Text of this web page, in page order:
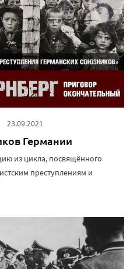
23.09.2021
Германии
из цикла, посвящённого
преступлениям и